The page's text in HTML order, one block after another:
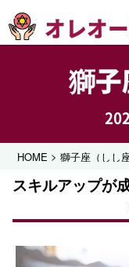
オレオ
獅子
HOME >獅子座（しし座
スキルアップが